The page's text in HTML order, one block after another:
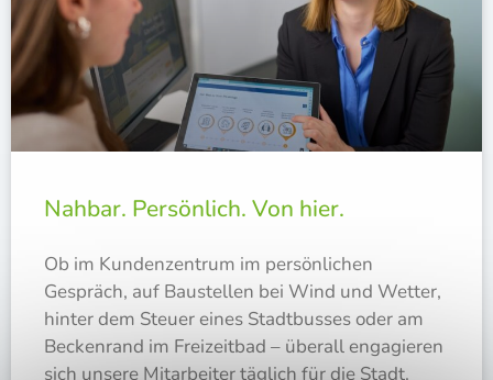
Nahbar. Persönlich. Von hier.
Ob im Kun­den­zen­trum im per­sön­li­chen
Gespräch, auf Bau­stel­len bei Wind und Wet­ter,
hin­ter dem Steu­er eines Stadt­bus­ses oder am
Becken­rand im Frei­zeit­bad – über­all enga­gie­ren
sich unse­re Mit­ar­bei­ter täg­lich für die Stadt.